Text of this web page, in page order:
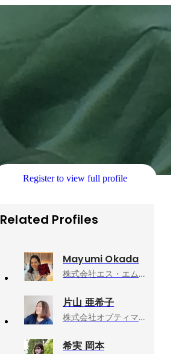
Register to view full profile
Related Profiles
Mayumi Okada
株式会社エス・エム・エス, プロダクト推進本部
片山 亜希子
株式会社オプティマインド, 人事室 統括責任者
希実 岡本